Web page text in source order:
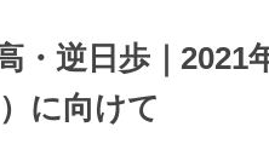
・逆日歩｜2021
に向けて